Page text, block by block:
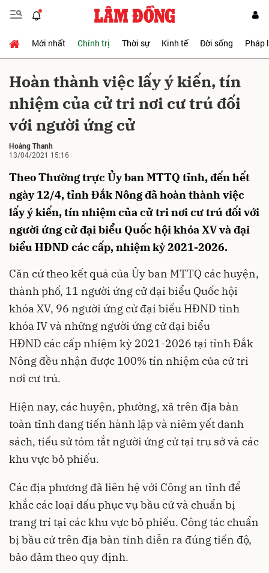
Mới nhất Chính trị Thời sự Kinh tế Đời sống Pháp
Hoàn thành việc lấy ý kiến, tín
nhiệm của cử tri nơi cư trú đối
với người ứng cử
Hoàng Thanh
13/04/2021 15:16
Theo Thường trực Ủy ban MTTQ tỉnh, đến hết
ngày 12/4, tỉnh Đắk Nông đã hoàn thành việc
lấy ý kiến, tín nhiệm của cử tri nơi cư trú đối với
người ứng cử đại biểu Quốc hội khóa XV và đại
biểu HĐND các cấp, nhiệm kỳ 2021-2026.
Căn cứ theo kết quả của Ủy ban MTTQ các huyện,
thành phố, 11 người ứng cử đại biểu Quốc hội
khóa XV, 96 người ứng cử đại biểu HĐND tỉnh
khóa IV và những người ứng cử đại biểu
HĐND các cấp nhiệm kỳ 2021-2026 tại tỉnh Đắk
Nông đều nhận được 100% tín nhiệm của cử tri
nơi cư trú.
Hiện nay, các huyện, phường, xã trên địa bàn
toàn tỉnh đang tiến hành lập và niêm yết danh
sách, tiểu sử tóm tắt người ứng cử tại trụ sở và các
khu vực bỏ phiếu.
Các địa phương đã liên hệ với Công an tỉnh để
khắc các loại dấu phục vụ bầu cử và chuẩn bị
trang trí tại các khu vực bỏ phiếu. Công tác chuẩn
bị bầu cử trên địa bàn tỉnh diễn ra đúng tiến độ,
bảo đảm theo quy định.
Gửi bình luận
Hủy Gửi